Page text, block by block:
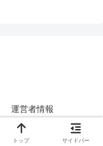
運営者情報
トップ サイドバー